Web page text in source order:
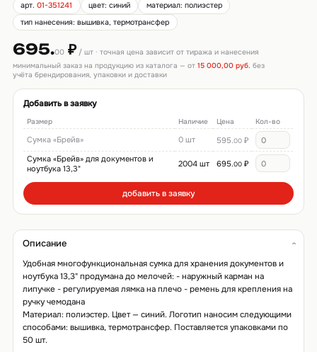
арт.01-351241 цвет: синий
материал: полиэстер
тип нанесения: вышивка, термотрансфер
695.00₽/ шт · точная цена зависит от тиража и нанесения
минимальный заказ на продукцию из каталога — от 15 000,00 руб. без
учёта брендирования, упаковки и доставки
Добавить в заявку
Размер Наличие Цена Кол-во
Сумка «Брейв» 0 шт 595.00₽
Сумка «Брейв» для документов и
ноутбука 13,3"
2004 шт 695.00₽
добавить в заявку
Описание
Удобная многофункциональная сумка для хранения документов и
ноутбука 13,3" продумана до мелочей: - наружный карман на
липучке - регулируемая лямка на плечо - ремень для крепления на
ручку чемодана
Материал: полиэстер. Цвет — синий. Логотип наносим следующими
способами: вышивка, термотрансфер. Поставляется упаковками по
50 шт.